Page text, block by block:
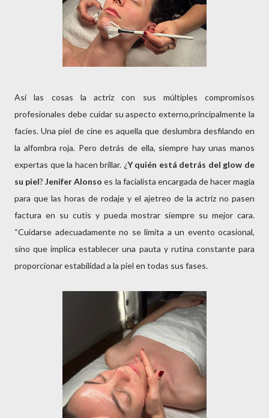
Así las cosas la actriz con sus múltiples compromisos
profesionales debe cuidar su aspecto externo,principalmente la
facies. Una piel de cine es aquella que deslumbra desfilando en
la alfombra roja. Pero detrás de ella, siempre hay unas manos
expertas que la hacen brillar. ¿Y quién está detrás del glow de
su piel?Jenifer Alonsoes la facialista encargada de hacer magia
para que las horas de rodaje y el ajetreo de la actriz no pasen
factura en su cutis y pueda mostrar siempre su mejor cara.
“Cuidarse adecuadamente no se limita a un evento ocasional,
sino que implica establecer una pauta y rutina constante para
proporcionar estabilidad a la piel en todas sus fases.